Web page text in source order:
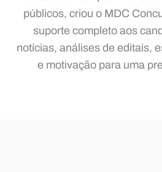
públicos, criou o MDC
suporte completo aos
notícias, análises de editais,
e motivação para uma